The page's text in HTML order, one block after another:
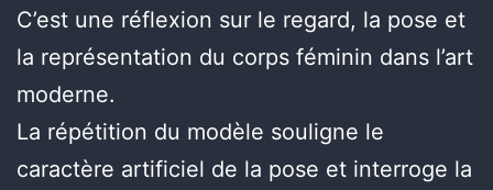
C’est une réflexion sur le regard, la pose et
la représentation du corps féminin dans l’art
moderne.
La répétition du modèle souligne le
caractère artificiel de la pose et interroge la